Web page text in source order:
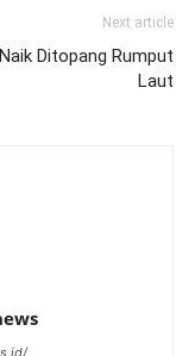
Next article
Ditopang Rumput
Laut